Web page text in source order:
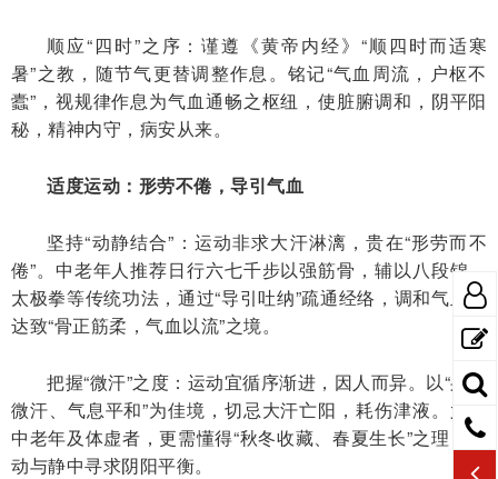
顺应“四时”之序：谨遵《黄帝内经》“顺四时而适寒
暑”之教，随节气更替调整作息。铭记“气血周流，户枢不
蠹”，视规律作息为气血通畅之枢纽，使脏腑调和，阴平阳
秘，精神内守，病安从来。
适度运动：形劳不倦，导引气血
坚持“动静结合”：运动非求大汗淋漓，贵在“形劳而不
倦”。中老年人推荐日行六七千步以强筋骨，辅以八段锦、
太极拳等传统功法，通过“导引吐纳”疏通经络，调和气血，
达致“骨正筋柔，气血以流”之境。
把握“微汗”之度：运动宜循序渐进，因人而异。以“身热
微汗、气息平和”为佳境，切忌大汗亡阳，耗伤津液。尤其
中老年及体虚者，更需懂得“秋冬收藏、春夏生长”之理，在
动与静中寻求阴阳平衡。